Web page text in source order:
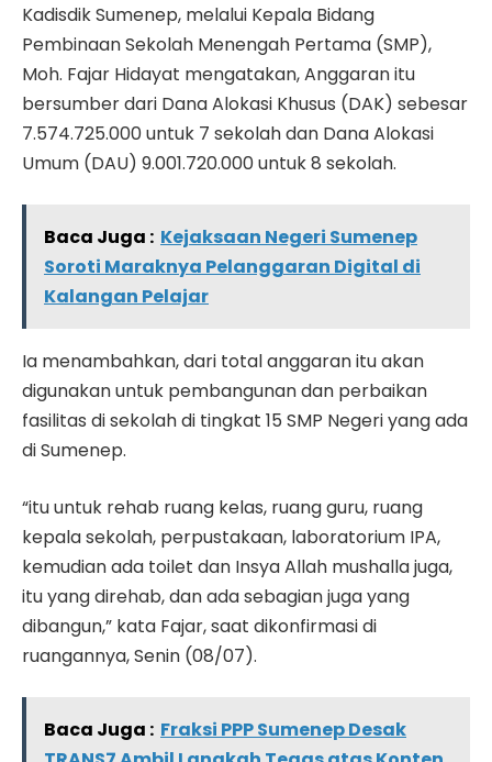
Kadisdik Sumenep, melalui Kepala Bidang
Pembinaan Sekolah Menengah Pertama (SMP),
Moh. Fajar Hidayat mengatakan, Anggaran itu
bersumber dari Dana Alokasi Khusus (DAK) sebesar
7.574.725.000 untuk 7 sekolah dan Dana Alokasi
Umum (DAU) 9.001.720.000 untuk 8 sekolah.
Baca Juga : Kejaksaan Negeri Sumenep
Soroti Maraknya Pelanggaran Digital di
Kalangan Pelajar
Ia menambahkan, dari total anggaran itu akan
digunakan untuk pembangunan dan perbaikan
fasilitas di sekolah di tingkat 15 SMP Negeri yang ada
di Sumenep.
“itu untuk rehab ruang kelas, ruang guru, ruang
kepala sekolah, perpustakaan, laboratorium IPA,
kemudian ada toilet dan Insya Allah mushalla juga,
itu yang direhab, dan ada sebagian juga yang
dibangun,” kata Fajar, saat dikonfirmasi di
ruangannya, Senin (08/07).
Baca Juga : Fraksi PPP Sumenep Desak